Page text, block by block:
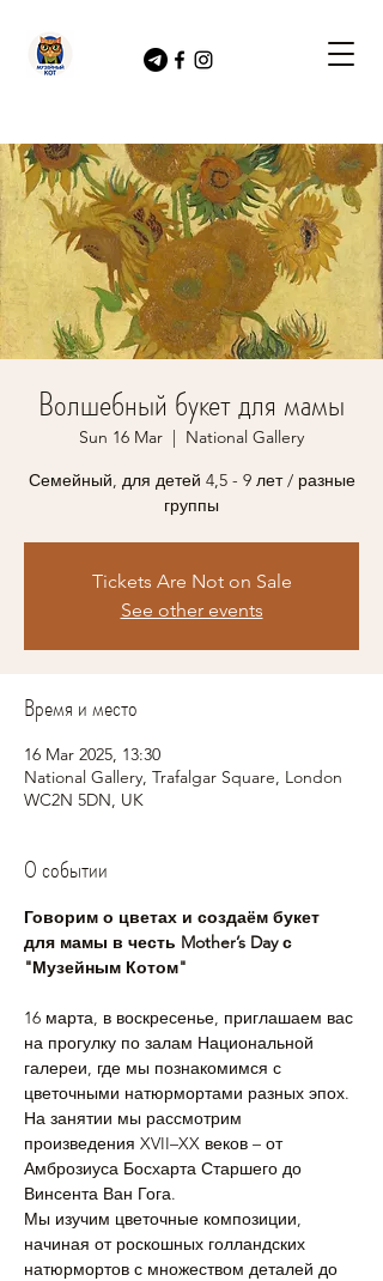
Волшебный букет для мамы
Sun 16 Mar
  |
National Gallery
Семейный, для детей 4,5 - 9 лет / разные
группы
Tickets Are Not on Sale
See other events
Время и место
16 Mar 2025, 13:30
National Gallery, Trafalgar Square, London
WC2N 5DN, UK
О событии
Говорим о цветах и создаём букет
для мамы в честь Mother’s Day с
"Музейным Котом"
16 марта, в воскресенье, приглашаем вас
на прогулку по залам Национальной
галереи, где мы познакомимся с
цветочными натюрмортами разных эпох.
На занятии мы рассмотрим
произведения XVII–XX веков – от
Амброзиуса Босхарта Старшего до
Винсента Ван Гога.
Мы изучим цветочные композиции,
начиная от роскошных голландских
натюрмортов с множеством деталей до